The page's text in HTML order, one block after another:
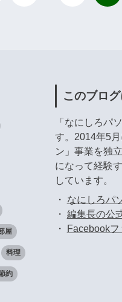
屋
料理
約
このブロ
「なにしろパ
す。2014年5
ン」事業を独
になって経験
しています。
・ なにしろパ
・ 編集長の公
・
Facebook